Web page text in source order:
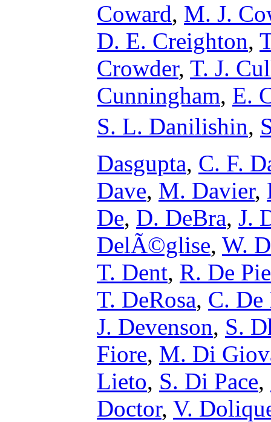
Coward, M. J.
D. E. Creighton,
Crowder, T. J.
Cunningham, E.
S. L. Danilishin,
Dasgupta, C. F.
Dave, M. Davier,
De, D. DeBra, J.
DelÃ©glise, W.
T. Dent, R. De
T. DeRosa, C. De
J. Devenson, S.
Fiore, M. Di
Lieto, S. Di Pace,
Doctor, V.